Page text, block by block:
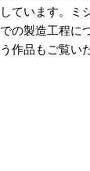
しています。ミ
での製造工程に
う作品もご覧い